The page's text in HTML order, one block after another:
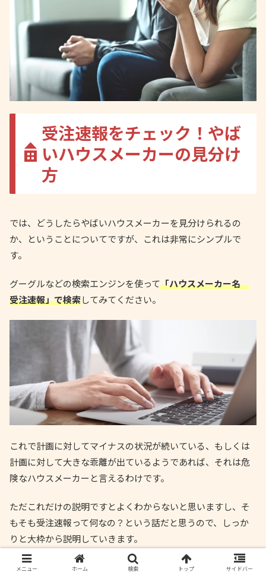
受注速報をチェック！やば
いハウスメーカーの見分け
方
では、どうしたらやばいハウスメーカーを見分けられるの
か、ということについてですが、これは非常にシンプルで
す。
グーグルなどの検索エンジンを使って「ハウスメーカー名
受注速報」で検索してみてください。
これで計画に対してマイナスの状況が続いている、もしくは
計画に対して大きな乖離が出ているようであれば、それは危
険なハウスメーカーと言えるわけです。
ただこれだけの説明ですとよくわからないと思いますし、そ
もそも受注速報って何なの？という話だと思うので、しっか
りと大枠から説明していきます。
メニュー ホーム 検索 トップ サイドバー